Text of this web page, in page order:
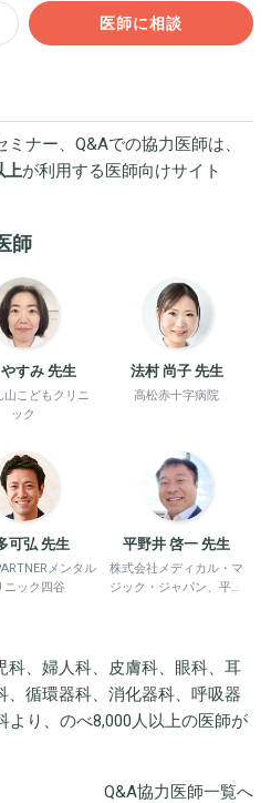
医師に相談
ナー、Q&Aでの協力医師は、
上が利用する医師向けサイト
師
すみ 先生
山こどもクリニ
ック
法村 尚子 先生
高松赤十字病院
可弘 先生
メンタル
ニック四谷
平野井 啓一 先生
株式会社メディカル・マ
ジック・ジャパン、平野
科、婦人科、皮膚科、眼科、耳
、循環器科、消化器科、呼吸器
より、のべ8,000人以上の医師が
Q&A協力医師一覧へ